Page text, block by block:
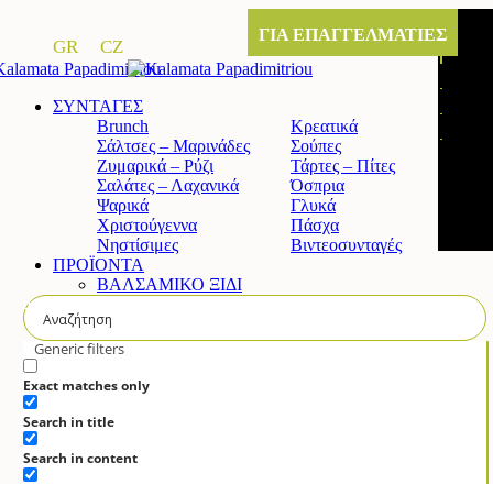
CZ
GR
Generic filters
Exact matches only
Search in title
Search in content
ΓΙΑ ΕΠΑΓΓΕΛΜΑΤΙΕΣ
ΣΥΝΤΑΓΕΣ
Brunch
Κρεατικά
Σάλτσες – Μαρινάδες
Σούπες
Ζυμαρικά – Ρύζι
Τάρτες – Πίτες
Σαλάτες – Λαχανικά
Όσπρια
Ψαρικά
Γλυκά
Χριστούγεννα
Πάσχα
Νηστίσιμες
Βιντεοσυνταγές
ΠΡΟΪΟΝΤΑ
ΒΑΛΣΑΜΙΚΟ ΞΙΔΙ
Άρτυμα βαλσαμικό ξίδι με μέλι
ΚΡΕΜΑ ΒΑΛΣΑΜΙΚΟΥ